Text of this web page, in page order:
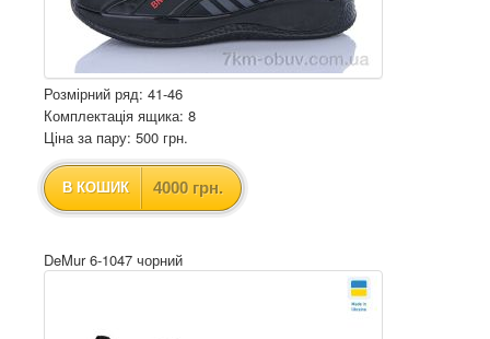
Розмірний ряд: 41-46
Комплектація ящика: 8
Ціна за пару: 500 грн.
В КОШИК 4000 грн.
DeMur 6-1047 чорний